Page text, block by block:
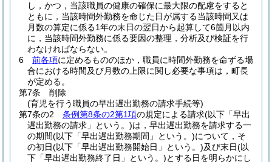
し，かつ，当該職員の健康の確保に最大限の配慮をすると
ともに，当該時間外勤務を命じた日が属する当該時間又は
月数の算定に係る1年の末日の翌日から起算して6箇月以内
に，当該時間外勤務に係る要因の整理，分析及び検証を行
わなければならない。
6
前各項に定めるもののほか，職員に時間外勤務を命ずる場
合における時間及び月数の上限に関し必要な事項は，町長
が定める。
第7条
削除
(育児を行う職員の早出遅出勤務の請求手続等)
第7条の2
条例第8条の2第1項の規定による請求(以下「早出
遅出勤務の請求」という。)は，早出遅出勤務を請求する一
の期間(以下「早出遅出勤務期間」という。)について，そ
の初日(以下「早出遅出勤務開始日」という。)及び末日(以
下「早出遅出勤務終了日」という。)とする日を明らかにし